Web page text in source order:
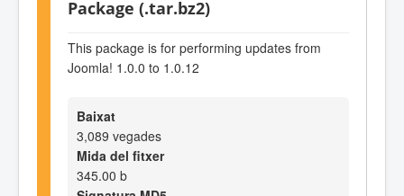
Package (.tar.bz2)
This package is for performing updates from
Joomla! 1.0.0 to 1.0.12
Baixat
3,089 vegades
Mida del fitxer
345.00 b